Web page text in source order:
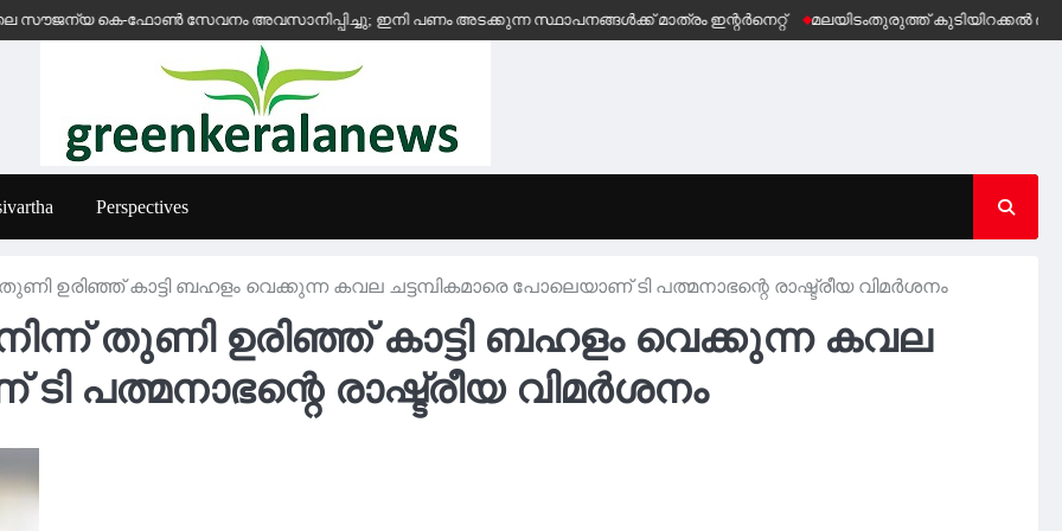
ഫോൺ സേവനം അവസാനിപ്പിച്ചു; ഇനി പണം അടക്കുന്ന സ്ഥാപനങ്ങൾക്ക് മാത്രം ഇന്റർനെറ്റ് മലയിടംതുരുത്ത് കുടിയിറക്കൽ ഭീഷണിക്ക്
Perspectives
ഉരിഞ്ഞ് കാട്ടി ബഹളം വെക്കുന്ന കവല ചട്ടമ്പികമാരെ പോലെയാണ് ടി പത്മനാഭന്റെ രാഷ്ട്രീയ വിമർശനം
തുണി ഉരിഞ്ഞ് കാട്ടി ബഹളം വെക്കുന്ന കവല
പത്മനാഭന്റെ രാഷ്ട്രീയ വിമർശനം